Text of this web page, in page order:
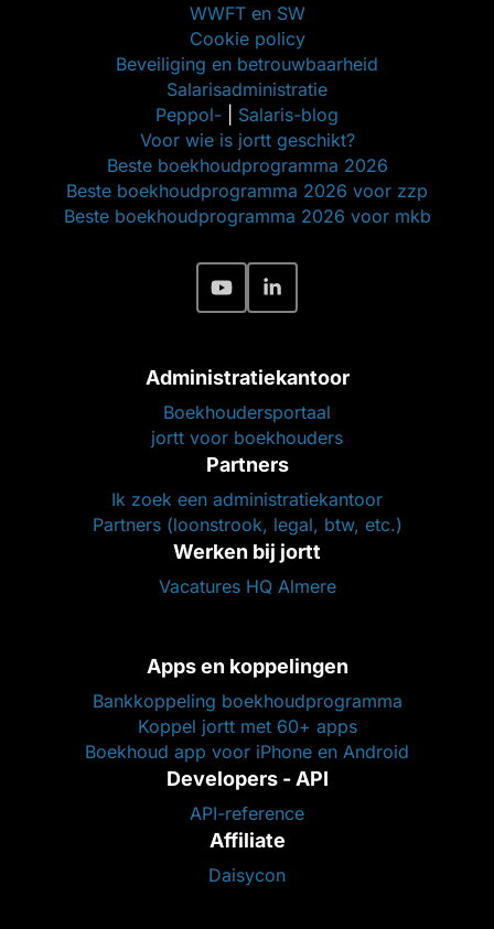
WWFT en SW
Cookie policy
Beveiliging en betrouwbaarheid
Salarisadministratie
Peppol-
Salaris-blog
Voor wie is jortt geschikt?
Beste boekhoudprogramma 2026
Beste boekhoudprogramma 2026 voor zzp
Beste boekhoudprogramma 2026 voor mkb
Administratiekantoor
Boekhoudersportaal
jortt voor boekhouders
Partners
Ik zoek een administratiekantoor
Partners (loonstrook, legal, btw, etc.)
Werken bij jortt
Vacatures HQ Almere
Apps en koppelingen
Bankkoppeling boekhoudprogramma
Koppel jortt met 60+ apps
Boekhoud app voor iPhone en Android
Developers - API
API-reference
Affiliate
Daisycon